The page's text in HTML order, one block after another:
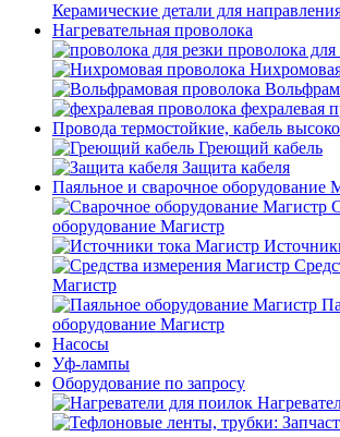
Керамические детали для
Нагревательная проволока
проволока для
фехралевая
Провода термостойкие, кабель
Греющий кабель
Защита кабеля
Паяльное и сварочное оборудование
оборудование Магистр
Магистр
оборудование Магистр
Насосы
Уф-лампы
Оборудование по запросу